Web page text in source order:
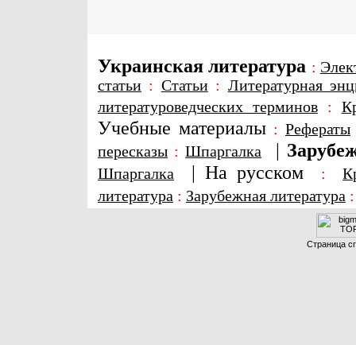
Украинская литература :
статьи : Статьи: Литературная
литературоведческих терминов:
Учебные материалы : Рефераты
пересказы : Шпаргалка |
Шпаргалка | На русском :
литература : Зарубежная литература
Страница